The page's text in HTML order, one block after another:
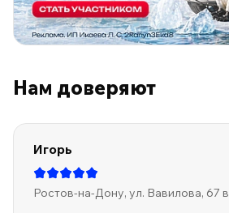
Нам доверяют
Игорь
Ростов-на-Дону, ул. Вавилова, 67 в